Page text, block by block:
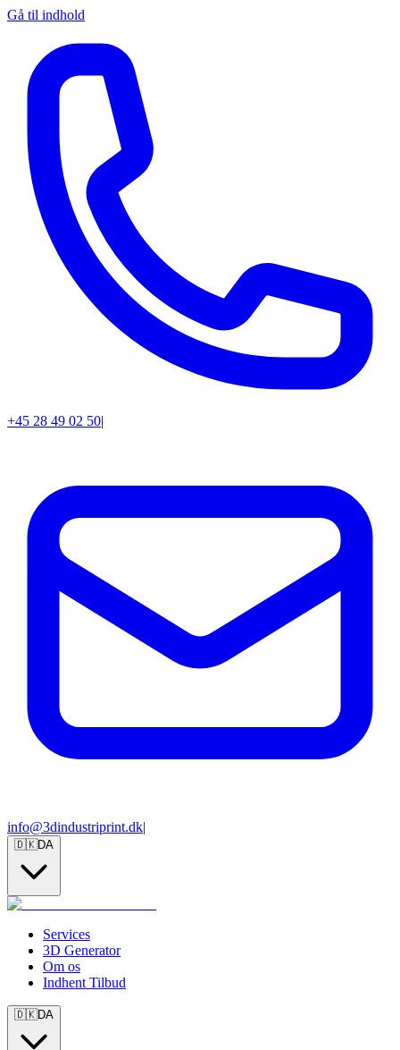
Gå til indhold
+45 28 49 02 50|
info@3dindustriprint.dk|
🇩🇰DA
Services
3D Generator
Om os
Indhent Tilbud
🇩🇰DA